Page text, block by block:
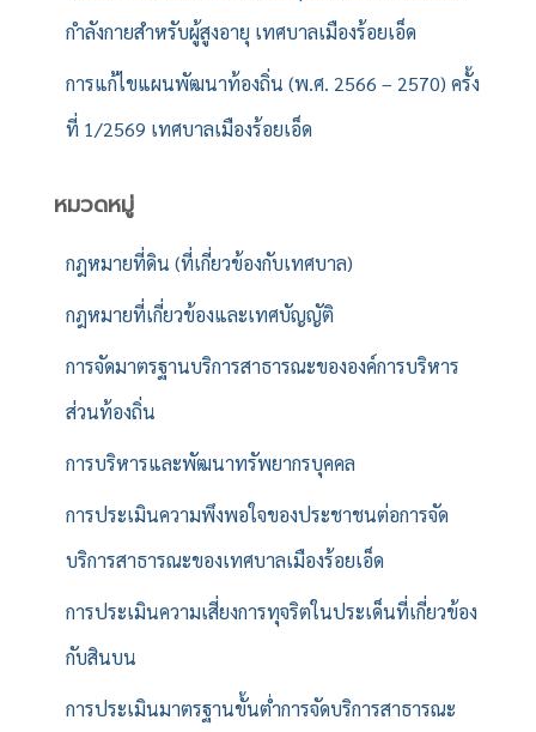
กำลังกายสำหรับผู้สูงอายุ เทศบาลเมืองร้อยเอ็ด
การแก้ไขแผนพัฒนาท้องถิ่น (พ.ศ. 2566 – 2570) ครั้ง
ที่ 1/2569 เทศบาลเมืองร้อยเอ็ด
หมวดหมู่
กฎหมายที่ดิน (ที่เกี่ยวข้องกับเทศบาล)
กฎหมายที่เกี่ยวข้องและเทศบัญญัติ
การจัดมาตรฐานบริการสาธารณะขององค์การบริหาร
ส่วนท้องถิ่น
การบริหารและพัฒนาทรัพยากรบุคคล
การประเมินความพึงพอใจของประชาชนต่อการจัด
บริการสาธารณะของเทศบาลเมืองร้อยเอ็ด
การประเมินความเสี่ยงการทุจริตในประเด็นที่เกี่ยวข้อง
กับสินบน
การประเมินมาตรฐานขั้นต่ำการจัดบริการสาธารณะ